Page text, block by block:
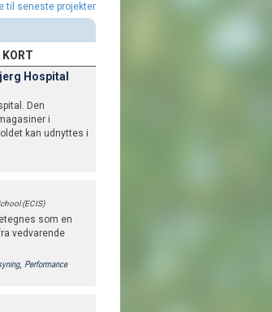
til seneste projekter
KORT
Hospital
Den
i
kan udnyttes i
(ECIS)
som en
vedvarende
, Performance